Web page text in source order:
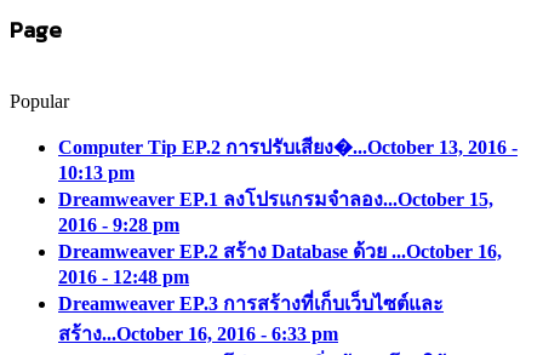
Page
Popular
Computer Tip EP.2 การปรับเสียง�...October 13, 2016 -
10:13 pm
Dreamweaver EP.1 ลงโปรแกรมจำลอง...October 15,
2016 - 9:28 pm
Dreamweaver EP.2 สร้าง Database ด้วย ...October 16,
2016 - 12:48 pm
Dreamweaver EP.3 การสร้างที่เก็บเว็บไซต์และ
สร้าง...October 16, 2016 - 6:33 pm